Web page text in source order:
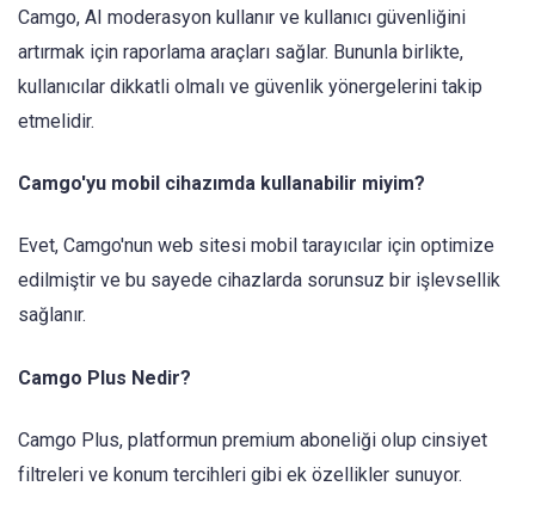
Camgo, AI moderasyon kullanır ve kullanıcı güvenliğini
artırmak için raporlama araçları sağlar. Bununla birlikte,
kullanıcılar dikkatli olmalı ve güvenlik yönergelerini takip
etmelidir.
Camgo'yu mobil cihazımda kullanabilir miyim?
Evet, Camgo'nun web sitesi mobil tarayıcılar için optimize
edilmiştir ve bu sayede cihazlarda sorunsuz bir işlevsellik
sağlanır.
Camgo Plus Nedir?
Camgo Plus, platformun premium aboneliği olup cinsiyet
filtreleri ve konum tercihleri ​​gibi ek özellikler sunuyor.